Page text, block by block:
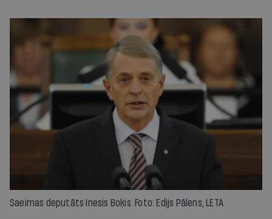
Saeimas deputāts Inesis Boķis. Foto: Edijs Pālens, LETA